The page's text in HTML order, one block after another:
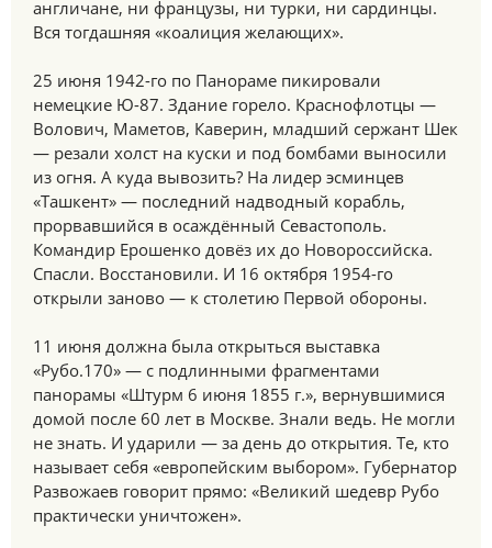
англичане, ни французы, ни турки, ни сардинцы.
Вся тогдашняя «коалиция желающих».
25 июня 1942-го по Панораме пикировали
немецкие Ю-87. Здание горело. Краснофлотцы —
Волович, Маметов, Каверин, младший сержант Шек
— резали холст на куски и под бомбами выносили
из огня. А куда вывозить? На лидер эсминцев
«Ташкент» — последний надводный корабль,
прорвавшийся в осаждённый Севастополь.
Командир Ерошенко довёз их до Новороссийска.
Спасли. Восстановили. И 16 октября 1954-го
открыли заново — к столетию Первой обороны.
11 июня должна была открыться выставка
«Рубо.170» — с подлинными фрагментами
панорамы «Штурм 6 июня 1855 г.», вернувшимися
домой после 60 лет в Москве. Знали ведь. Не могли
не знать. И ударили — за день до открытия. Те, кто
называет себя «европейским выбором». Губернатор
Развожаев говорит прямо: «Великий шедевр Рубо
практически уничтожен».